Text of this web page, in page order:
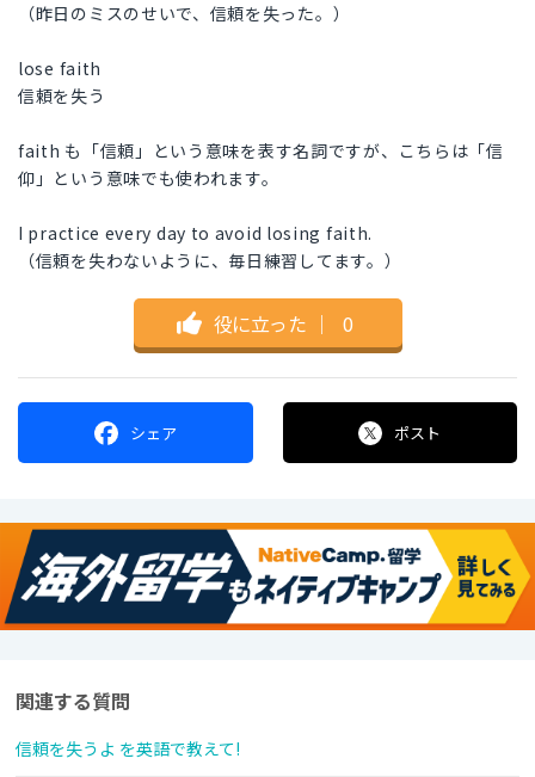
（昨日のミスのせいで、信頼を失った。）
lose faith
信頼を失う
faith も「信頼」という意味を表す名詞ですが、こちらは「信
仰」という意味でも使われます。
I practice every day to avoid losing faith.
（信頼を失わないように、毎日練習してます。）
役に立った ｜ 0
シェア ポスト
関連する質問
信頼を失うよ を英語で教えて!